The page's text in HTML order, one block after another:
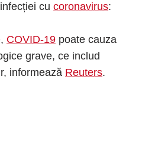
cu coronavirus:
COVID-19 poate cauza
grave, ce includ
informează Reuters.